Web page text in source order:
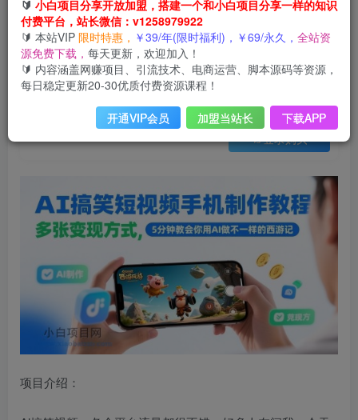
此内容为会员免费，请付费后查看
云币3 限时特惠
云币 99
年VIP免费 终身VIP会员免费
登录购买
已售 30
项目介绍：
🔰 小白项目分享开放加盟，搭建一个和小白项目分享一样的知识
付费平台，站长微信：v1258979922
🔰 本站VIP 限时特惠， ￥39/年(限时福利)，￥69/永久， 全站资
源免费下载， 每天更新，欢迎加入！
🔰 内容涵盖网赚项目、引流技术、电商运营、脚本源码等资源，
每日稳定更新20-30优质付费资源课程！
开通VIP会员 加盟当站长 下载APP